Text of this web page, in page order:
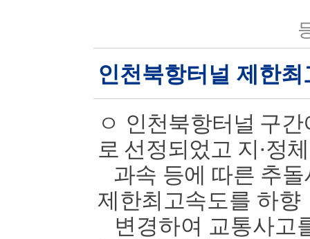
인천북항터널 제한
ㅇ 인천북항터널 구간
로 선정되었고 지 ·정체
과속 등에 따른 추
제한최고속도를 하향
변경하여 교통사고